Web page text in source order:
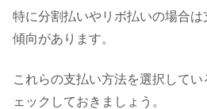
特に分割払いやリボ払いの場合
傾向があります。
これらの支払い方法を選択して
ェックしておきましょう。